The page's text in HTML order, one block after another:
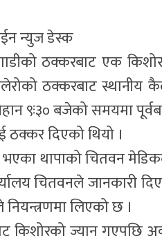
न्युज डेस्क
ठक्करबाट एक
ठक्करबाट स्थानीय
९ः३० बजेको समयमा
ठक्कर दिएको थियो ।
थापाको चितवन
चितवनले जानकारी
नियन्त्रणमा लिएको छ ।
किशोरको ज्यान गएपछि